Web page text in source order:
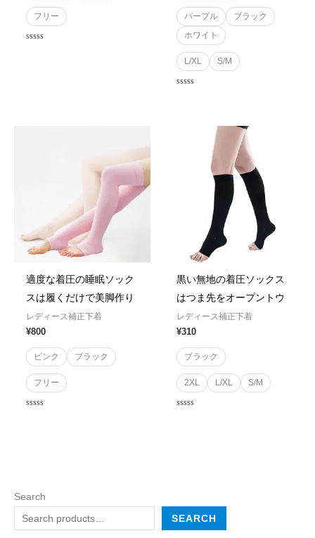
Search
SEARCH
フリー パープル
ブラック
ホワイト
L/XL S/M
適度な着圧の睡眠ソック
スは履くだけで美脚作り
レディース補正下着
¥800
ピンク ブラック
フリー
黒い無地の着圧ソックス
はつま先をオープントウ
レディース補正下着
¥310
ブラック
2XL L/XL S/M